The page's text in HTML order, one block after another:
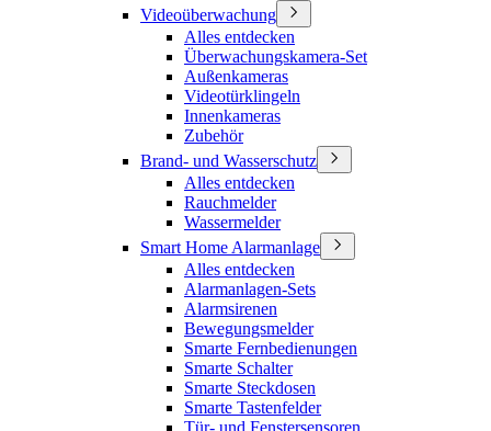
Videoüberwachung
Alles entdecken
Überwachungskamera-Set
Außenkameras
Videotürklingeln
Innenkameras
Zubehör
Brand- und Wasserschutz
Alles entdecken
Rauchmelder
Wassermelder
Smart Home Alarmanlage
Alles entdecken
Alarmanlagen-Sets
Alarmsirenen
Bewegungsmelder
Smarte Fernbedienungen
Smarte Schalter
Smarte Steckdosen
Smarte Tastenfelder
Tür- und Fenstersensoren